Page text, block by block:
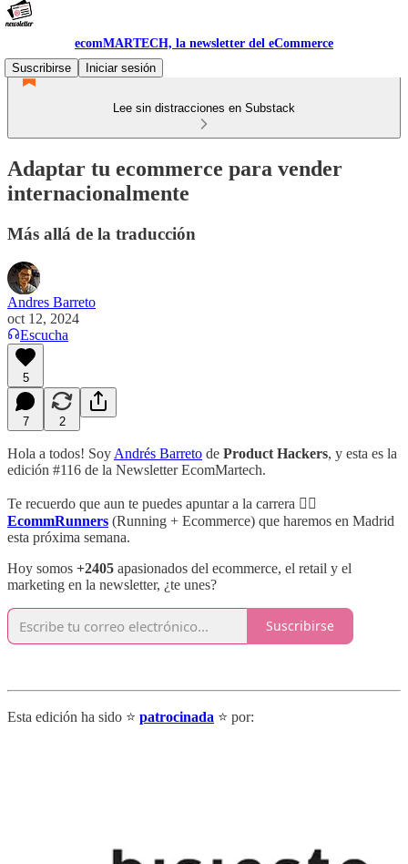
ecomMARTECH, la newsletter del eCommerce
Suscribirse
Iniciar sesión
Lee sin distracciones en Substack
Adaptar tu ecommerce para vender
internacionalmente
Más allá de la traducción
Andres Barreto
oct 12, 2024
Escucha
5
7 2
Hola a todos! Soy Andrés Barreto de Product Hackers, y esta es la
edición #116 de la Newsletter EcomMartech.
Te recuerdo que aun te puedes apuntar a la carrera 🏃‍♂️
EcommRunners (Running + Ecommerce) que haremos en Madrid
esta próxima semana.
Hoy somos +2405 apasionados del ecommerce, el retail y el
marketing en la newsletter, ¿te unes?
Suscribirse
Esta edición ha sido ⭐ patrocinada ⭐ por: